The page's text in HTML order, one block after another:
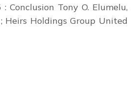
: Conclusion Tony O. Elumelu,
Heirs Holdings Group United